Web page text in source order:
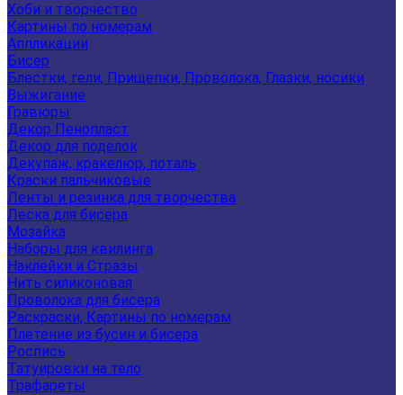
Хоби и творчество
Картины по номерам
Аппликации
Бисер
Блестки, гели, Прищепки, Проволока, Глазки, носики
Выжигание
Гравюры
Декор Пенопласт
Декор для поделок
Декупаж, кракелюр, поталь
Краски пальчиковые
Ленты и резинка для творчества
Леска для бисера
Мозайка
Наборы для квилинга
Наклейки и Стразы
Нить силиконовая
Проволока для бисера
Раскраски, Картины по номерам
Плетение из бусин и бисера
Роспись
Татуировки на тело
Трафареты